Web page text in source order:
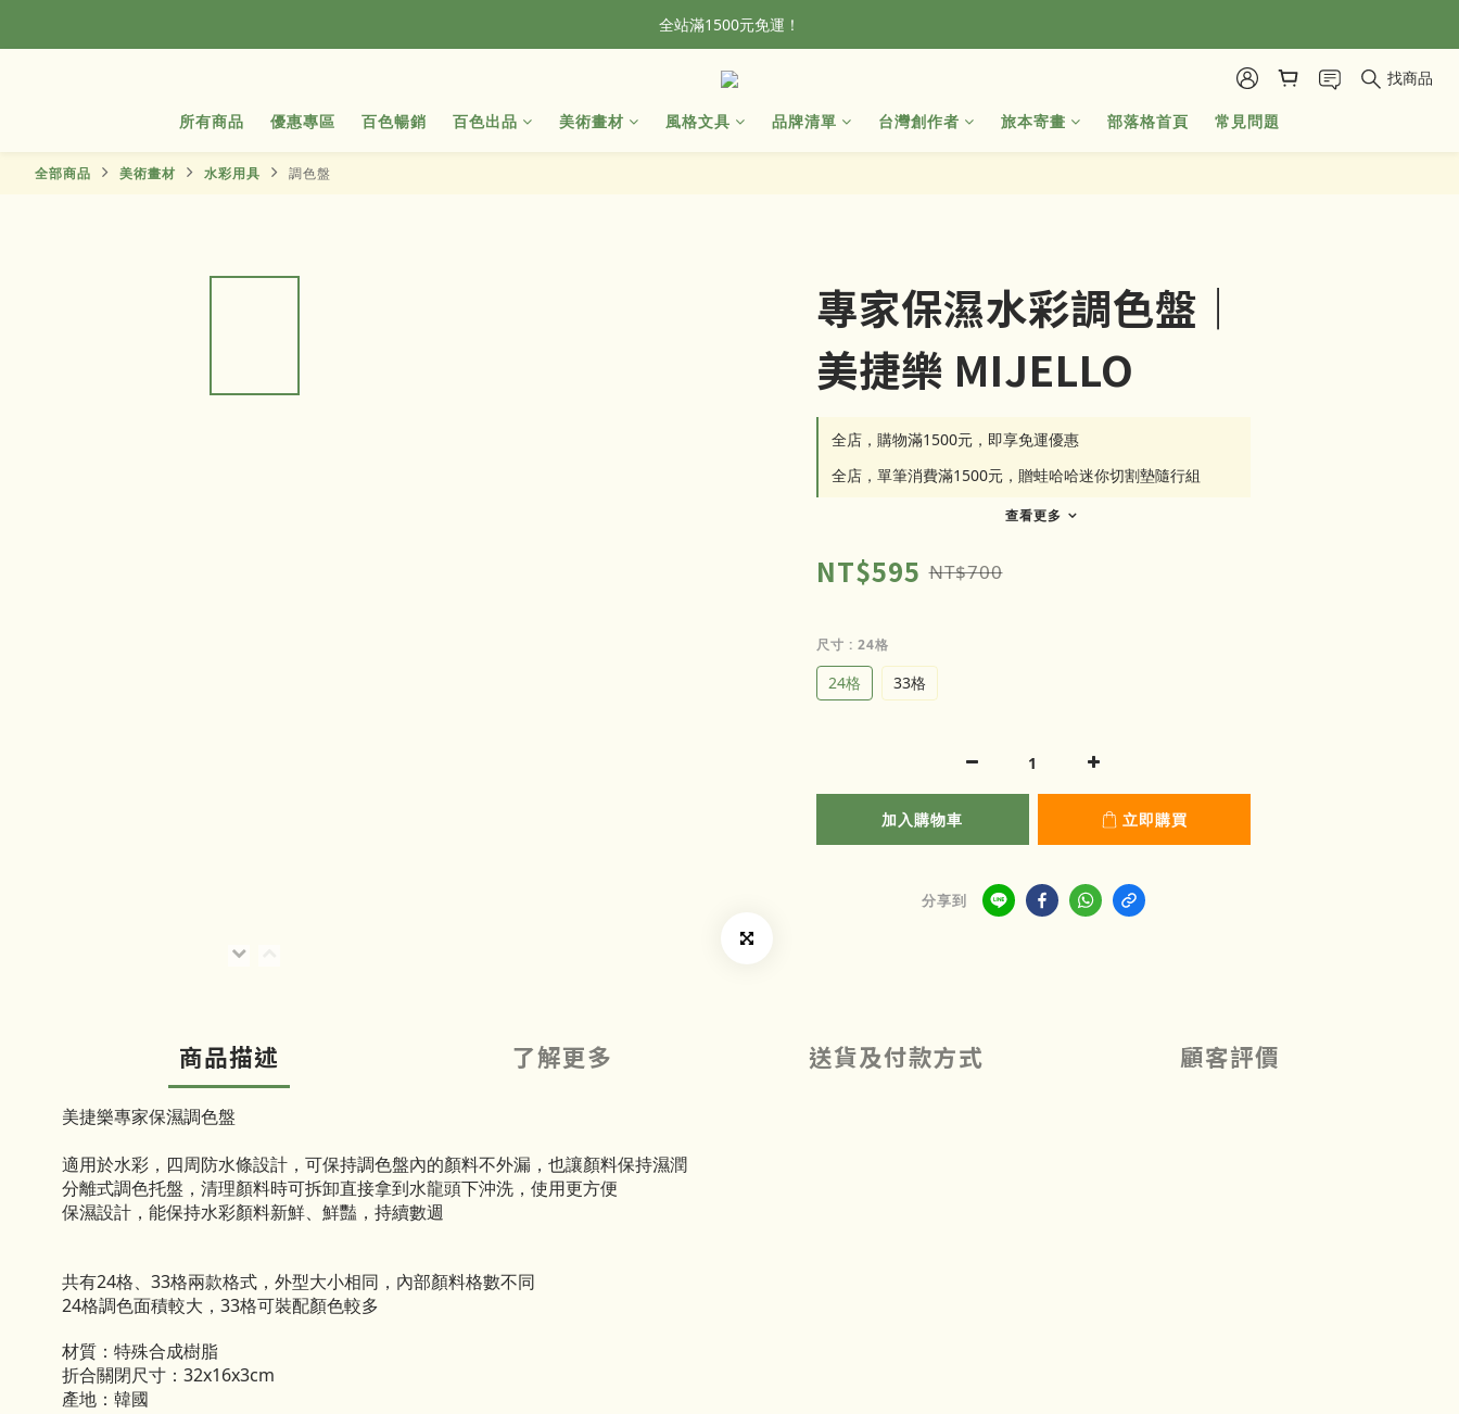
全站滿1500元免運！
加入會員，首單輸入折扣碼NEWFROG，滿800現折50
全站滿1500元免運！ 找商品
所有商品 優惠專區 百色暢銷 百色出品 美術畫材 風格文具 品牌清單 台灣創作者 旅本寄畫 部落格首頁 常見問題
全部商品 美術畫材 水彩用具 調色盤
專家保濕水彩調色盤｜
美捷樂 MIJELLO
全店，購物滿1500元，即享免運優惠
全店，單筆消費滿1500元，贈蛙哈哈迷你切割墊隨行組
查看更多
NT$595 NT$700
尺寸 : 24格
24格 33格
加入購物車 立即購買
分享到
商品描述 了解更多 送貨及付款方式 顧客評價
美捷樂專家保濕調色盤
適用於水彩，四周防水條設計，可保持調色盤內的顏料不外漏，也讓顏料保持濕潤
分離式調色托盤，清理顏料時可拆卸直接拿到水龍頭下沖洗，使用更方便
保濕設計，能保持水彩顏料新鮮、鮮豔，持續數週
共有24格、33格兩款格式，外型大小相同，內部顏料格數不同
24格調色面積較大，33格可裝配顏色較多
材質：特殊合成樹脂
折合關閉尺寸：32x16x3cm
產地：韓國